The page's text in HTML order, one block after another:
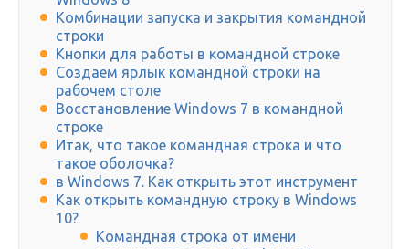
Комбинации запуска и закрытия командной
строки
Кнопки для работы в командной строке
Создаем ярлык командной строки на
рабочем столе
Восстановление Windows 7 в командной
строке
Итак, что такое командная строка и что
такое оболочка?
в Windows 7. Как открыть этот инструмент
Как открыть командную строку в Windows
10?
Командная строка от имени